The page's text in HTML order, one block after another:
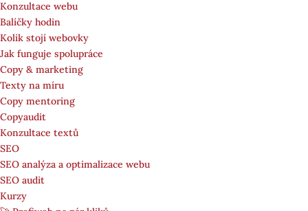
Konzultace webu
Balíčky hodin
Kolik stojí webovky
Jak funguje spolupráce
Copy & marketing
Texty na míru
Copy mentoring
Copyaudit
Konzultace textů
SEO
SEO analýza a optimalizace webu
SEO audit
Kurzy